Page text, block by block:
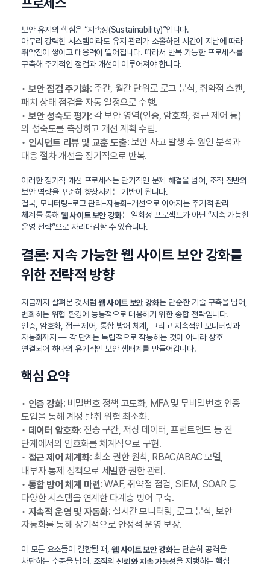
보안 유지의 핵심은 “지속성(Sustainability)”입니다.
아무리 강력한 시스템이라도 유지 관리가 소홀하면 시간이 지남에 따라
취약점이 쌓이고 대응력이 떨어집니다. 따라서 반복 가능한 프로세스를
구축해 주기적인 점검과 개선이 이루어져야 합니다.
• 보안 점검 주기화: 주간, 월간 단위로 로그 분석, 취약점 스캔,
패치 상태 점검을 자동 일정으로 수행.
• 보안 성숙도 평가: 각 보안 영역(인증, 암호화, 접근 제어 등)
의 성숙도를 측정하고 개선 계획 수립.
• 인시던트 리뷰 및 교훈 도출: 보안 사고 발생 후 원인 분석과
대응 절차 개선을 정기적으로 반복.
이러한 정기적 개선 프로세스는 단기적인 문제 해결을 넘어, 조직 전반의
보안 역량을 꾸준히 향상시키는 기반이 됩니다.
결국, 모니터링–로그 관리–자동화–개선으로 이어지는 주기적 관리
체계를 통해 웹 사이트 보안 강화는 일회성 프로젝트가 아닌 “지속 가능한
운영 전략”으로 자리매김할 수 있습니다.
결론: 지속 가능한 웹 사이트 보안 강화를
위한 전략적 방향
지금까지 살펴본 것처럼 웹 사이트 보안 강화는 단순한 기술 구축을 넘어,
변화하는 위협 환경에 능동적으로 대응하기 위한 종합 전략입니다.
인증, 암호화, 접근 제어, 통합 방어 체계, 그리고 지속적인 모니터링과
자동화까지 — 각 단계는 독립적으로 작동하는 것이 아니라 상호
연결되어 하나의 유기적인 보안 생태계를 만들어갑니다.
핵심 요약
• 인증 강화: 비밀번호 정책 고도화, MFA 및 무비밀번호 인증
도입을 통해 계정 탈취 위험 최소화.
• 데이터 암호화: 전송 구간, 저장 데이터, 프런트엔드 등 전
단계에서의 암호화를 체계적으로 구현.
• 접근 제어 체계화: 최소 권한 원칙, RBAC/ABAC 모델,
내부자 통제 정책으로 세밀한 권한 관리.
• 통합 방어 체계 마련: WAF, 취약점 점검, SIEM, SOAR 등
다양한 시스템을 연계한 다계층 방어 구축.
• 지속적 운영 및 자동화: 실시간 모니터링, 로그 분석, 보안
자동화를 통해 장기적으로 안정적 운영 보장.
이 모든 요소들이 결합될 때,웹 사이트 보안 강화는 단순히 공격을
차단하는 수준을 넘어, 조직의신뢰와 지속 가능성을 지탱하는 핵심